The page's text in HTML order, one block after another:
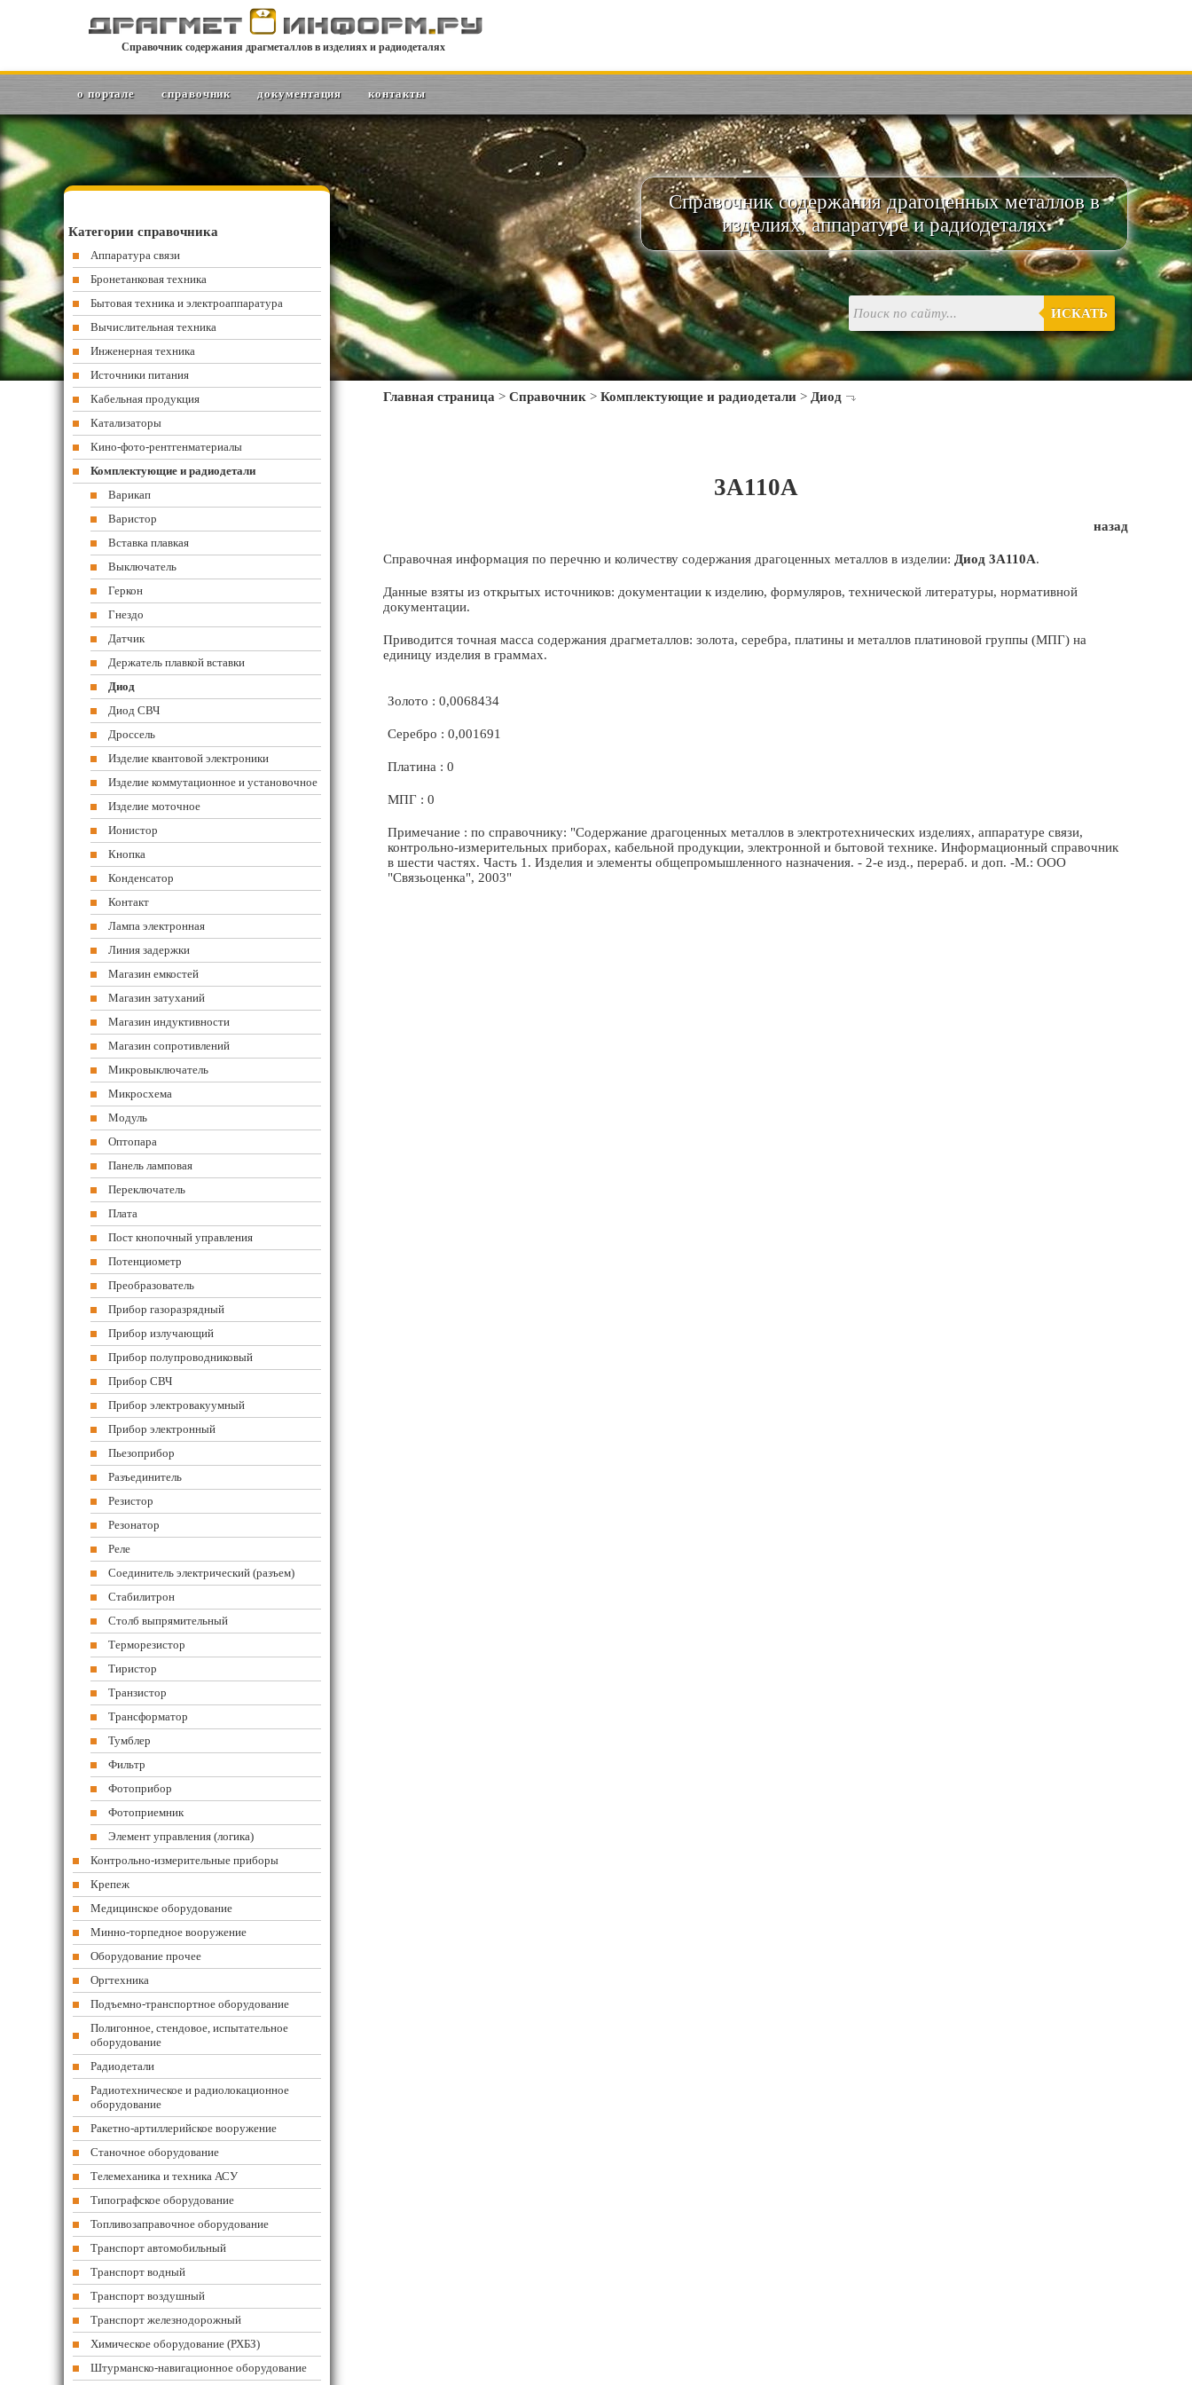
Справочник содержания драгметаллов в изделиях и радиодеталях
о портале справочник документация контакты
Справочник содержания драгоценных металлов в
изделиях, аппаратуре и радиодеталях
ИСКАТЬ
Главная страница > Справочник > Комплектующие и радиодетали > Диод
3А110А
назад
Справочная информация по перечню и количеству содержания драгоценных металлов в изделии: Диод 3А110А.
Данные взяты из открытых источников: документации к изделию, формуляров, технической литературы, нормативной
документации.
Приводится точная масса содержания драгметаллов: золота, серебра, платины и металлов платиновой группы (МПГ) на
единицу изделия в граммах.
Золото : 0,0068434
Серебро : 0,001691
Платина : 0
МПГ : 0
Примечание : по справочнику: "Содержание драгоценных металлов в электротехнических изделиях, аппаратуре связи,
контрольно-измерительных приборах, кабельной продукции, электронной и бытовой технике. Информационный справочник
в шести частях. Часть 1. Изделия и элементы общепромышленного назначения. - 2-е изд., перераб. и доп. -М.: ООО
"Связьоценка", 2003"
Категории справочника
Аппаратура связи
Бронетанковая техника
Бытовая техника и электроаппаратура
Вычислительная техника
Инженерная техника
Источники питания
Кабельная продукция
Катализаторы
Кино-фото-рентгенматериалы
Комплектующие и радиодетали
Варикап
Варистор
Вставка плавкая
Выключатель
Геркон
Гнездо
Датчик
Держатель плавкой вставки
Диод
Диод СВЧ
Дроссель
Изделие квантовой электроники
Изделие коммутационное и установочное
Изделие моточное
Ионистор
Кнопка
Конденсатор
Контакт
Лампа электронная
Линия задержки
Магазин емкостей
Магазин затуханий
Магазин индуктивности
Магазин сопротивлений
Микровыключатель
Микросхема
Модуль
Оптопара
Панель ламповая
Переключатель
Плата
Пост кнопочный управления
Потенциометр
Преобразователь
Прибор газоразрядный
Прибор излучающий
Прибор полупроводниковый
Прибор СВЧ
Прибор электровакуумный
Прибор электронный
Пьезоприбор
Разъединитель
Резистор
Резонатор
Реле
Соединитель электрический (разъем)
Стабилитрон
Столб выпрямительный
Терморезистор
Тиристор
Транзистор
Трансформатор
Тумблер
Фильтр
Фотоприбор
Фотоприемник
Элемент управления (логика)
Контрольно-измерительные приборы
Крепеж
Медицинское оборудование
Минно-торпедное вооружение
Оборудование прочее
Оргтехника
Подъемно-транспортное оборудование
Полигонное, стендовое, испытательное
оборудование
Радиодетали
Радиотехническое и радиолокационное
оборудование
Ракетно-артиллерийское вооружение
Станочное оборудование
Телемеханика и техника АСУ
Типографское оборудование
Топливозаправочное оборудование
Транспорт автомобильный
Транспорт водный
Транспорт воздушный
Транспорт железнодорожный
Химическое оборудование (РХБЗ)
Штурманско-навигационное оборудование